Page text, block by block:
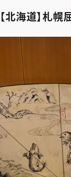
5.【広島】グル
【福岡】「す
【北海道】札幌